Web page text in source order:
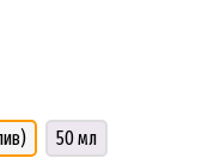
50 мл